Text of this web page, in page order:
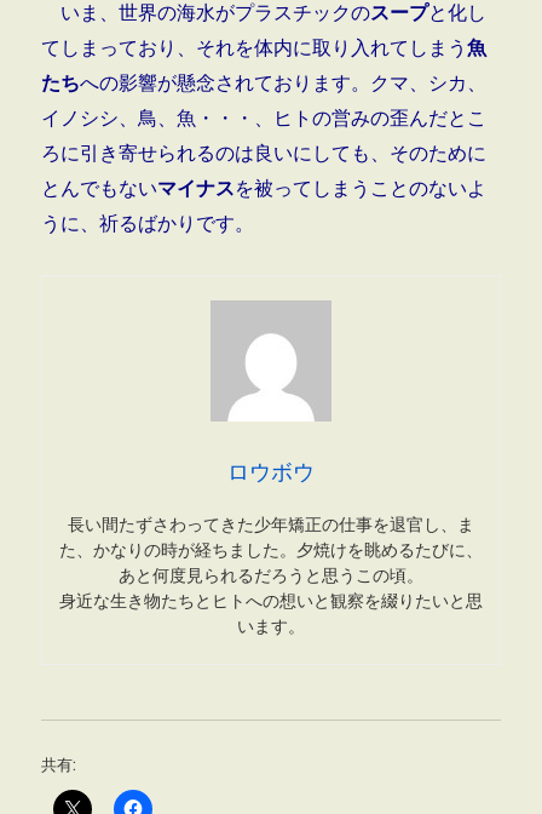
いま、世界の海水がプラスチックのスープと化し
てしまっており、それを体内に取り入れてしまう魚
たちへの影響が懸念されております。クマ、シカ、
イノシシ、鳥、魚・・・、ヒトの営みの歪んだとこ
ろに引き寄せられるのは良いにしても、そのために
とんでもないマイナスを被ってしまうことのないよ
うに、祈るばかりです。
ロウボウ
長い間たずさわってきた少年矯正の仕事を退官し、ま
た、かなりの時が経ちました。夕焼けを眺めるたびに、
あと何度見られるだろうと思うこの頃。
身近な生き物たちとヒトへの想いと観察を綴りたいと思
います。
共有: